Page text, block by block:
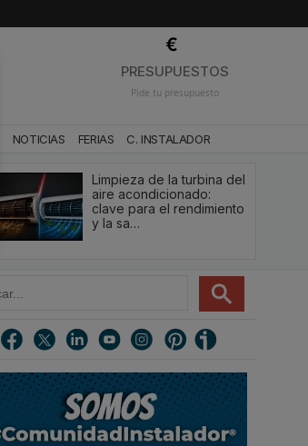
PRESUPUESTOS
Pide tu presupuesto
NOTICIAS FERIAS C. INSTALADOR
Limpieza de la turbina del
aire acondicionado:
clave para el rendimiento
y la sa…